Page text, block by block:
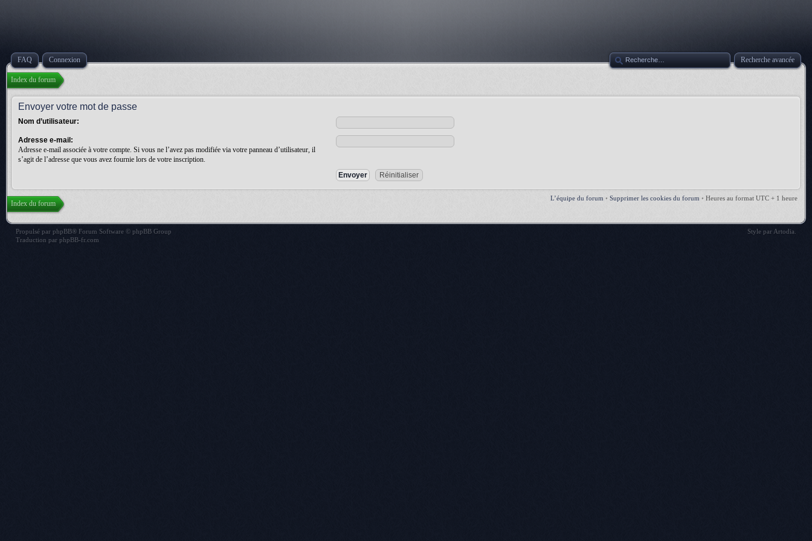
FAQ Connexion Recherche avancée
Index du forum
Envoyer votre mot de passe
Nom d’utilisateur:
Adresse e-mail:
Adresse e-mail associée à votre compte. Si vous ne l’avez pas modifiée via votre panneau d’utilisateur, il
s’agit de l’adresse que vous avez fournie lors de votre inscription.
L’équipe du forum • Supprimer les cookies du forum • Heures au format UTC + 1 heure
Index du forum
Propulsé par phpBB® Forum Software © phpBB Group
Traduction par phpBB-fr.com
Style par Artodia